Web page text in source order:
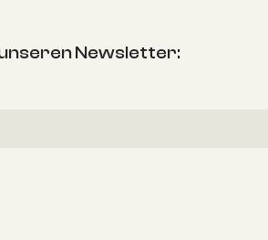
Newsletter: